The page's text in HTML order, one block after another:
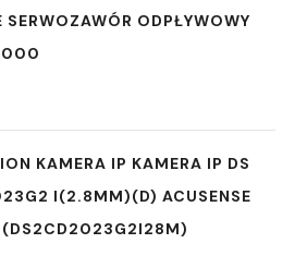
SERWOZAWÓR ODPŁYWOWY
KAMERA IP KAMERA IP DS
I(2.8MM)(D) ACUSENSE